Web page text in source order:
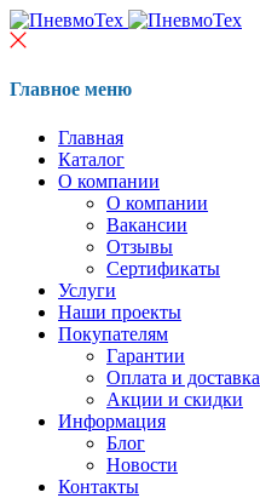
Главное меню
Главная
Каталог
О компании
О компании
Вакансии
Отзывы
Сертификаты
Услуги
Наши проекты
Покупателям
Гарантии
Оплата и доставка
Акции и скидки
Информация
Блог
Новости
Контакты